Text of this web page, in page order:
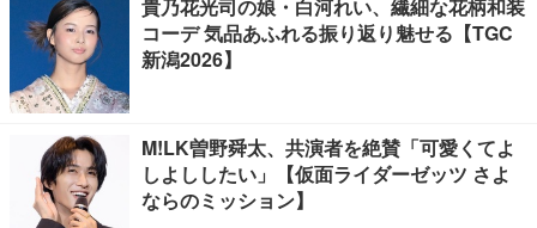
貴乃花光司の娘・白河れい、繊細な花柄和装
コーデ 気品あふれる振り返り魅せる【TGC
新潟2026】
M!LK曽野舜太、共演者を絶賛「可愛くてよ
しよししたい」【仮面ライダーゼッツ さよ
ならのミッション】